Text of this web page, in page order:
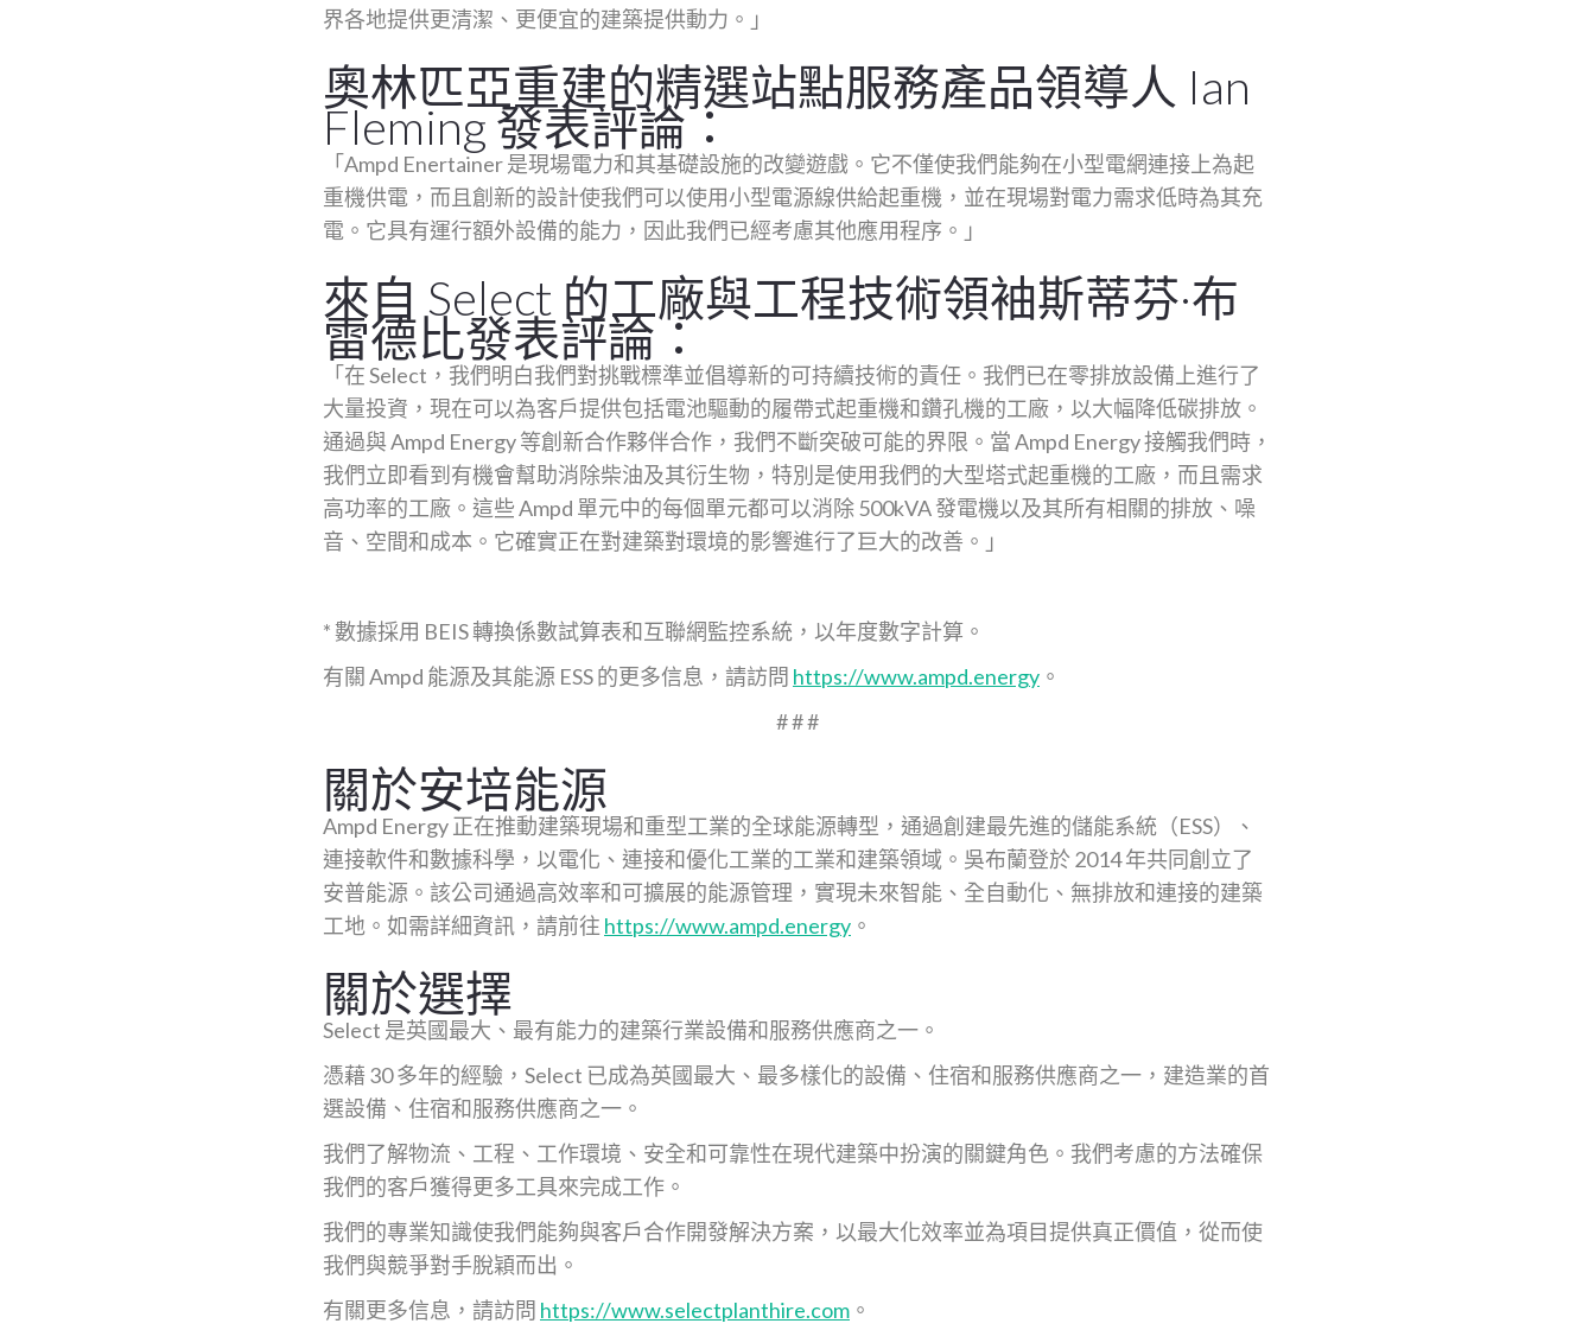
界各地提供更清潔、更便宜的建築提供動力。」
奧林匹亞重建的精選站點服務產品領導人 Ian
Fleming 發表評論：
「Ampd Enertainer 是現場電力和其基礎設施的改變遊戲。它不僅使我們能夠在小型電網連接上為起
重機供電，而且創新的設計使我們可以使用小型電源線供給起重機，並在現場對電力需求低時為其充
電。它具有運行額外設備的能力，因此我們已經考慮其他應用程序。」
來自 Select 的工廠與工程技術領袖斯蒂芬·布
雷德比發表評論：
「在 Select，我們明白我們對挑戰標準並倡導新的可持續技術的責任。我們已在零排放設備上進行了
大量投資，現在可以為客戶提供包括電池驅動的履帶式起重機和鑽孔機的工廠，以大幅降低碳排放。
通過與 Ampd Energy 等創新合作夥伴合作，我們不斷突破可能的界限。當 Ampd Energy 接觸我們時，
我們立即看到有機會幫助消除柴油及其衍生物，特別是使用我們的大型塔式起重機的工廠，而且需求
高功率的工廠。這些 Ampd 單元中的每個單元都可以消除 500kVA 發電機以及其所有相關的排放、噪
音、空間和成本。它確實正在對建築對環境的影響進行了巨大的改善。」
* 數據採用 BEIS 轉換係數試算表和互聯網監控系統，以年度數字計算。
有關 Ampd 能源及其能源 ESS 的更多信息，請訪問 https://www.ampd.energy 。
# # #
關於安培能源
Ampd Energy 正在推動建築現場和重型工業的全球能源轉型，通過創建最先進的儲能系統（ESS）、
連接軟件和數據科學，以電化、連接和優化工業的工業和建築領域。吳布蘭登於 2014 年共同創立了
安普能源。該公司通過高效率和可擴展的能源管理，實現未來智能、全自動化、無排放和連接的建築
工地。如需詳細資訊，請前往 https://www.ampd.energy 。
關於選擇
Select 是英國最大、最有能力的建築行業設備和服務供應商之一。
憑藉 30 多年的經驗，Select 已成為英國最大、最多樣化的設備、住宿和服務供應商之一，建造業的首
選設備、住宿和服務供應商之一。
我們了解物流、工程、工作環境、安全和可靠性在現代建築中扮演的關鍵角色。我們考慮的方法確保
我們的客戶獲得更多工具來完成工作。
我們的專業知識使我們能夠與客戶合作開發解決方案，以最大化效率並為項目提供真正價值，從而使
我們與競爭對手脫穎而出。
有關更多信息，請訪問 https://www.selectplanthire.com 。